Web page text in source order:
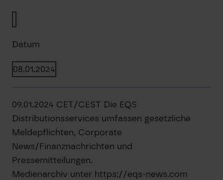
Datum
08.01.2024
09.01.2024 CET/CEST Die EQS
Distributionsservices umfassen gesetzliche
Meldepflichten, Corporate
News/Finanznachrichten und
Pressemitteilungen.
Medienarchiv unter https://eqs-news.com